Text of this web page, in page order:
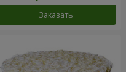
Заказать